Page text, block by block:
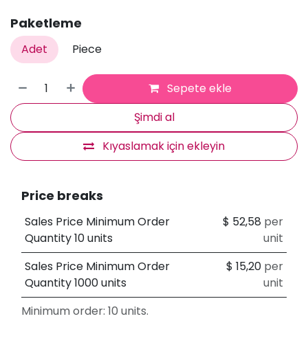
Paketleme
Adet Piece
Sepete ekle
Şimdi al
Kıyaslamak için ekleyin
Price breaks
Sales Price Minimum Order
Quantity 10 units
$ 52,58 per
unit
Sales Price Minimum Order
Quantity 1000 units
$15,20 per
unit
Minimum order: 10 units.